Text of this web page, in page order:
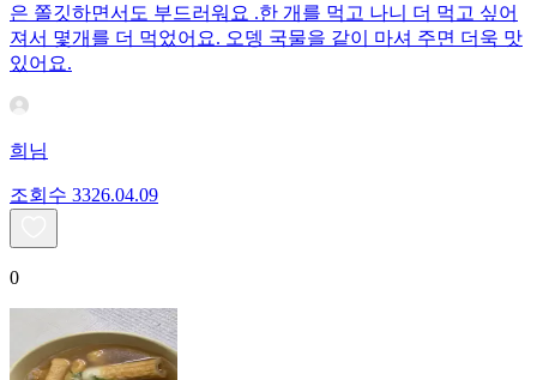
은 쫄깃하면서도 부드러워요 .한 개를 먹고 나니 더 먹고 싶어
져서 몇개를 더 먹었어요. 오뎅 국물을 같이 마셔 주면 더욱 맛
있어요.
희님
조회수 3326.04.09
0